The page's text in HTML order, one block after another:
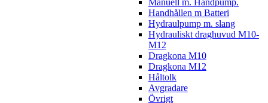
Handhållen m Batteri
Hydraulpump m. slang
Hydrauliskt draghuvud M10-
M12
Dragkona M10
Dragkona M12
Håltolk
Avgradare
Övrigt